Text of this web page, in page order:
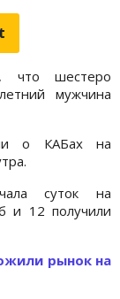
, что шестеро
мужчина
о КАБах на
суток на
и 12 получили
рынок на